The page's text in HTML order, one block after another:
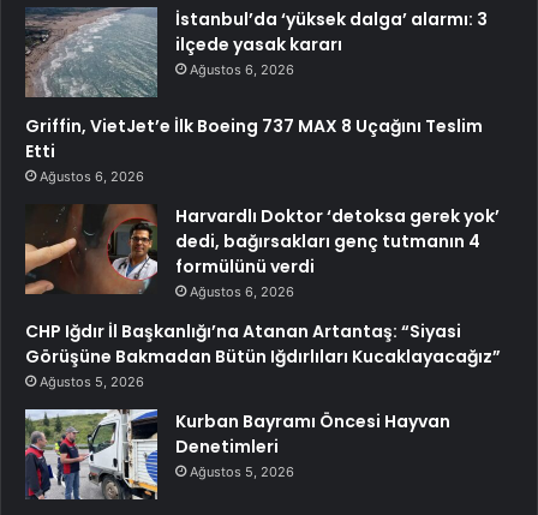
İstanbul’da ‘yüksek dalga’ alarmı: 3
ilçede yasak kararı
Ağustos 6, 2026
Griffin, VietJet’e İlk Boeing 737 MAX 8 Uçağını Teslim
Etti
Ağustos 6, 2026
Harvardlı Doktor ‘detoksa gerek yok’
dedi, bağırsakları genç tutmanın 4
formülünü verdi
Ağustos 6, 2026
CHP Iğdır İl Başkanlığı’na Atanan Artantaş: “Siyasi
Görüşüne Bakmadan Bütün Iğdırlıları Kucaklayacağız”
Ağustos 5, 2026
Kurban Bayramı Öncesi Hayvan
Denetimleri
Ağustos 5, 2026